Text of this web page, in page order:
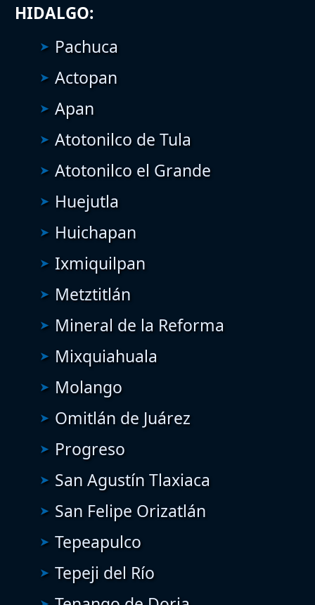
HIDALGO:
Pachuca
Actopan
Apan
Atotonilco de Tula
Atotonilco el Grande
Huejutla
Huichapan
Ixmiquilpan
Metztitlán
Mineral de la Reforma
Mixquiahuala
Molango
Omitlán de Juárez
Progreso
San Agustín Tlaxiaca
San Felipe Orizatlán
Tepeapulco
Tepeji del Río